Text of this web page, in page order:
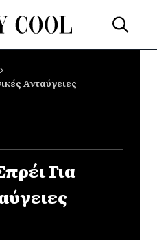
Ανταύγειες
Για